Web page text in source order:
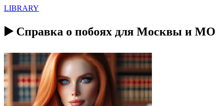
LIBRARY
▶️ Справка о побоях для Москвы и МО